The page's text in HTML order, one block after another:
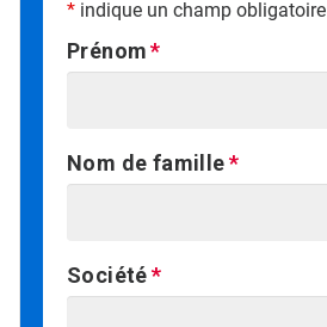
* indique un champ obligatoire
Prénom
Nom de famille
Société